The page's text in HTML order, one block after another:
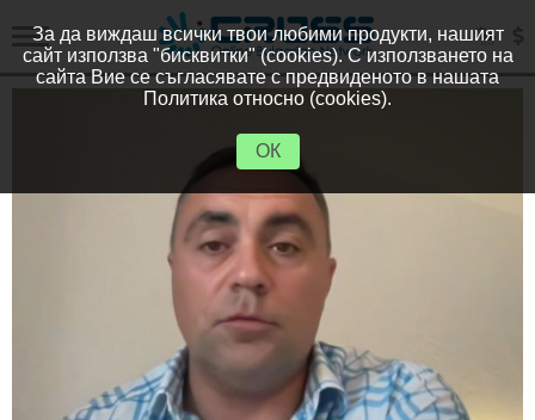
За да виждаш всички твои любими продукти, нашият
сайт използва "бисквитки" (cookies). С използването на
сайта Вие се съгласявате с предвиденото в нашата
Политика относно (cookies).
ОК